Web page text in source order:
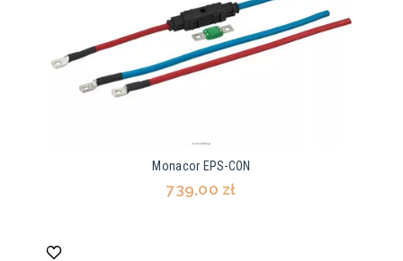
Monacor EPS-CON
739,00 zł